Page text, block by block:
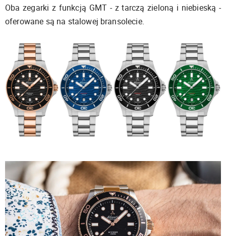
Oba zegarki z funkcją GMT - z tarczą zieloną i niebieską -
oferowane są na stalowej bransolecie.